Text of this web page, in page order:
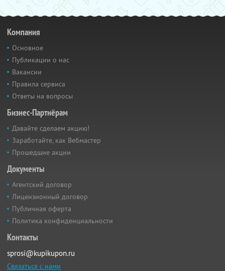
Компания
Основное
Публикации о нас
Вакансии
Правила сервиса
Ответы на вопросы
Бизнес-Партнёрам
Давайте сделаем акцию!
Заработайте, как Вебмастер
Прошедшие акции
Документы
Агентский договор
Лицензионный договор
Публичная оферта
Политика конфиденциальности
Контакты
sprosi@kupikupon.ru
Связаться с нами